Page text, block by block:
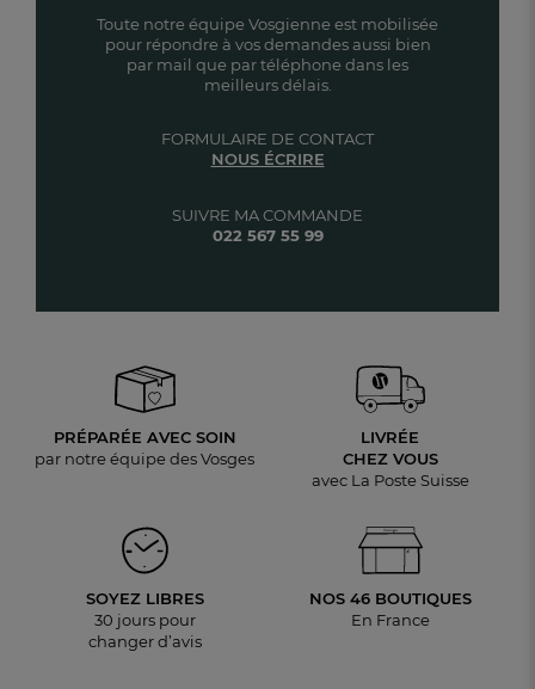
Toute notre équipe Vosgienne est mobilisée
pour répondre à vos demandes aussi bien
par mail que par téléphone dans les
meilleurs délais.
SUIVRE MA COMMANDE
022 567 55 99
FORMULAIRE DE CONTACT
NOUS ÉCRIRE
PRÉPARÉE AVEC SOIN
par notre équipe des Vosges
LIVRÉE
CHEZ VOUS
avec La Poste Suisse
SOYEZ LIBRES
30 jours pour
changer d’avis
NOS 46 BOUTIQUES
En France